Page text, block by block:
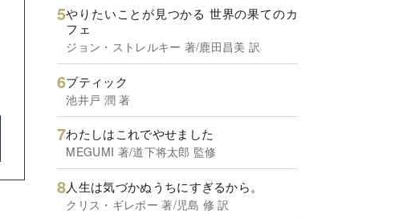
やりたいことが見つかる 世界の果てのカ
フェ
ジョン・ストレルキー 著/鹿田昌美 訳
ブティック
池井戸 潤 著
わたしはこれでやせました
MEGUMI 著/道下将太郎 監修
人生は気づかぬうちにすぎるから。
クリス・ギレボー 著/児島 修 訳